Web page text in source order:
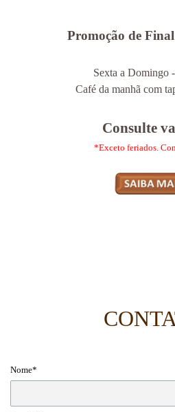
Promoção de
Sexta a Domingo -
Café da manhã com
Consulte
*Exceto feriados.
Nome*